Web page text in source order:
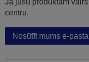
Ja jūsu produktam
centru.
Nosūtīt mums e-